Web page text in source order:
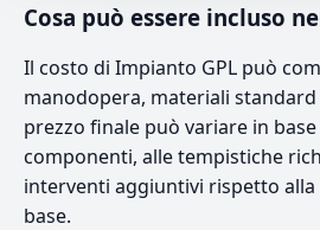
Cosa può essere incluso
Il costo di Impianto GPL può
manodopera, materiali standard
prezzo finale può variare in
componenti, alle tempistiche
interventi aggiuntivi rispetto
base.